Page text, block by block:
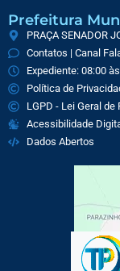
Prefeitura
PRAÇA SENADOR
Contatos | Canal
Expediente: 08:00
Política de
LGPD - Lei Geral
Acessibilidade
Dados Abertos